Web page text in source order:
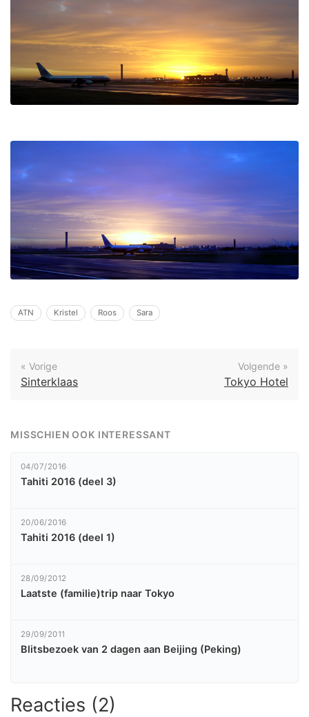
ATN Kristel Roos Sara
« Vorige
Sinterklaas
Volgende »
Tokyo Hotel
MISSCHIEN OOK INTERESSANT
04/07/2016
Tahiti 2016 (deel 3)
20/06/2016
Tahiti 2016 (deel 1)
28/09/2012
Laatste (familie)trip naar Tokyo
29/09/2011
Blitsbezoek van 2 dagen aan Beijing (Peking)
Reacties (2)